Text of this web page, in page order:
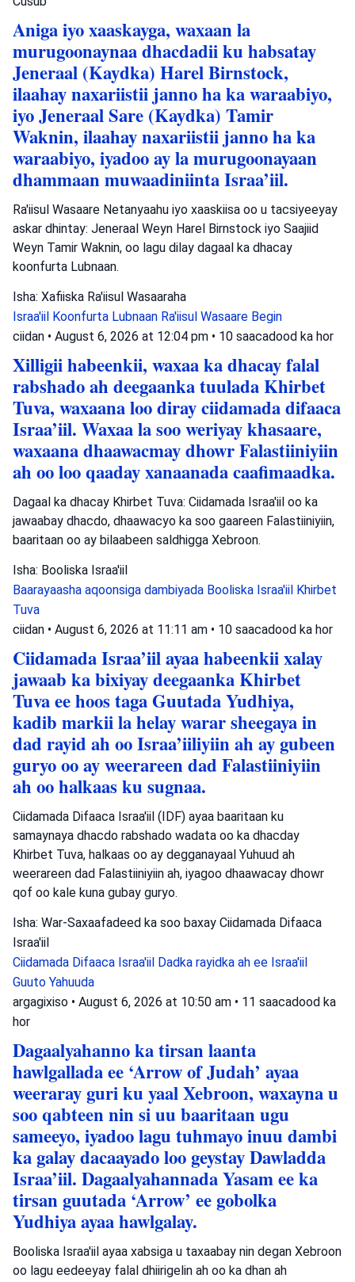
Aniga iyo xaaskayga, waxaan la
murugoonaynaa dhacdadii ku habsatay
Jeneraal (Kaydka) Harel Birnstock,
ilaahay naxariistii janno ha ka waraabiyo,
iyo Jeneraal Sare (Kaydka) Tamir
Waknin, ilaahay naxariistii janno ha ka
waraabiyo, iyadoo ay la murugoonayaan
dhammaan muwaadiniinta Israa’iil.
Ra'iisul Wasaare Netanyaahu iyo xaaskiisa oo u tacsiyeeyay
askar dhintay: Jeneraal Weyn Harel Birnstock iyo Saajiid
Weyn Tamir Waknin, oo lagu dilay dagaal ka dhacay
koonfurta Lubnaan.
Isha: Xafiiska Ra'iisul Wasaaraha
Israa'iil Koonfurta Lubnaan Ra'iisul Wasaare Begin
ciidan • August 6, 2026 at 12:04 pm • 10 saacadood ka hor
Xilligii habeenkii, waxaa ka dhacay falal
rabshado ah deegaanka tuulada Khirbet
Tuva, waxaana loo diray ciidamada difaaca
Israa’iil. Waxaa la soo weriyay khasaare,
waxaana dhaawacmay dhowr Falastiiniyiin
ah oo loo qaaday xanaanada caafimaadka.
Dagaal ka dhacay Khirbet Tuva: Ciidamada Israa'iil oo ka
jawaabay dhacdo, dhaawacyo ka soo gaareen Falastiiniyiin,
baaritaan oo ay bilaabeen saldhigga Xebroon.
Isha: Booliska Israa'iil
Baarayaasha aqoonsiga dambiyada Booliska Israa'iil Khirbet
Tuva
ciidan • August 6, 2026 at 11:11 am • 10 saacadood ka hor
Ciidamada Israa’iil ayaa habeenkii xalay
jawaab ka bixiyay deegaanka Khirbet
Tuva ee hoos taga Guutada Yudhiya,
kadib markii la helay warar sheegaya in
dad rayid ah oo Israa’iiliyiin ah ay gubeen
guryo oo ay weerareen dad Falastiiniyiin
ah oo halkaas ku sugnaa.
Ciidamada Difaaca Israa'iil (IDF) ayaa baaritaan ku
samaynaya dhacdo rabshado wadata oo ka dhacday
Khirbet Tuva, halkaas oo ay degganayaal Yuhuud ah
weerareen dad Falastiiniyiin ah, iyagoo dhaawacay dhowr
qof oo kale kuna gubay guryo.
Isha: War-Saxaafadeed ka soo baxay Ciidamada Difaaca
Israa'iil
Ciidamada Difaaca Israa'iil Dadka rayidka ah ee Israa'iil
Guuto Yahuuda
argagixiso • August 6, 2026 at 10:50 am • 11 saacadood ka
hor
Dagaalyahanno ka tirsan laanta
hawlgallada ee ‘Arrow of Judah’ ayaa
weeraray guri ku yaal Xebroon, waxayna u
soo qabteen nin si uu baaritaan ugu
sameeyo, iyadoo lagu tuhmayo inuu dambi
ka galay dacaayado loo geystay Dawladda
Israa’iil. Dagaalyahannada Yasam ee ka
tirsan guutada ‘Arrow’ ee gobolka
Yudhiya ayaa hawlgalay.
Booliska Israa'iil ayaa xabsiga u taxaabay nin degan Xebroon
oo lagu eedeeyay falal dhiirigelin ah oo ka dhan ah